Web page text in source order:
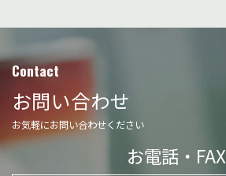
Contact
お問い合わせ
お気軽にお問い合わせください
お電話・FAX